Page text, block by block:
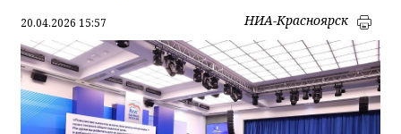
20.04.2026 15:57 НИА-Красноярск